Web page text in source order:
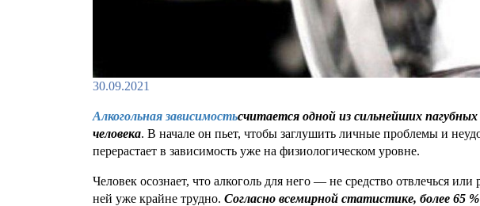
30.09.2021
Алкогольная зависимостьсчитается одной из сильнейших
человека. В начале он пьет, чтобы заглушить личные проблемы и
перерастает в зависимость уже на физиологическом уровне.
Человек осознает, что алкоголь для него — не средство отвлечься или
ней уже крайне трудно. Согласно всемирной статистике, более 65